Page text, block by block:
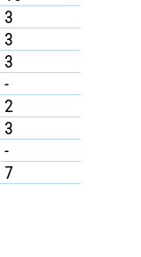
3
3
3
-
2
3
-
7